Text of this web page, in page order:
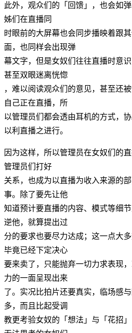
此外，观众们的「回馈」，也会如
姊们在直播同
时眼前的大屏幕也会同步播映着跟
面，也同样会出现弹
幕文字，但是女奴们往往直播时意
甚至双眼迷离恍惚
，难以阅读观众们的意见，甚至还
自己正在直播，所
以管理员们都会透由耳机的方式，
以利直播之进行。
因为这样，所以管理员在女奴们的
管理员们打好
关系，也成为以直播为收入来源的
事。除了要先让他
知道预计要直播的内容、模式等细
逆他，就算提出过
分的要求也要尽力达成；这一点大
毕竟已经下定决心
要来卖了，只能抛弃一切力求表现
力的一面呈现出来
了。实况比拍片还要真实，临场感
多，而且比起受调
教更考验女奴的「想法」与「花招